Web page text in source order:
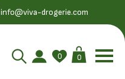
info@viva-drogerie.com
0 0